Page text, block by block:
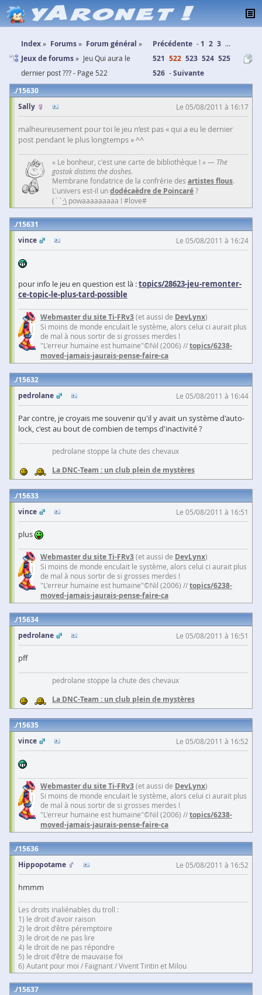
Index Forums
Forum général
Jeux de forums
Jeu Qui aura le
dernier post ??? - Page 522
Précédente 1 2 3 ...
521 522 523 524 525
526
Suivante
15630
Sally
Le 05/08/2011 à 16:17
malheureusement pour toi le jeu n’est pas « qui a eu le dernier
post pendant le plus longtemps » ^^
« Le bonheur, c'est une carte de bibliothèque ! » — The
gostak distims the doshes.
Membrane fondatrice de la confrérie des artistes flous.
L'univers est-il undodécaèdre de Poincaré?
(``·\ powaaaaaaaaa ! #love#
15631
vince
Le 05/08/2011 à 16:24
pour info le jeu en question est là :topics/28623-jeu-remonter-
ce-topic-le-plus-tard-possible
Webmaster du site Ti-FRv3(et aussi de DevLynx)
Si moins de monde enculait le système, alors celui ci aurait plus
de mal à nous sortir de si grosses merdes !
"L'erreur humaine est humaine"©Nil (2006) //topics/6238-
moved-jamais-jaurais-pense-faire-ca
15632
pedrolane
Le 05/08/2011 à 16:44
Par contre, je croyais me souvenir qu'il y avait un système d'auto-
lock, c'est au bout de combien de temps d'inactivité ?
pedrolane stoppe la chute des chevaux
La DNC-Team : un club plein de mystères
15633
vince
Le 05/08/2011 à 16:51
plus
Webmaster du site Ti-FRv3(et aussi de DevLynx)
Si moins de monde enculait le système, alors celui ci aurait plus
de mal à nous sortir de si grosses merdes !
"L'erreur humaine est humaine"©Nil (2006) //topics/6238-
moved-jamais-jaurais-pense-faire-ca
15634
pedrolane
Le 05/08/2011 à 16:51
pff
pedrolane stoppe la chute des chevaux
La DNC-Team : un club plein de mystères
15635
vince
Le 05/08/2011 à 16:52
Webmaster du site Ti-FRv3(et aussi de DevLynx)
Si moins de monde enculait le système, alors celui ci aurait plus
de mal à nous sortir de si grosses merdes !
"L'erreur humaine est humaine"©Nil (2006) //topics/6238-
moved-jamais-jaurais-pense-faire-ca
15636
Hippopotame
Le 05/08/2011 à 16:52
hmmm
Les droits inaliénables du troll :
1) le droit d'avoir raison
2) le droit d'être péremptoire
3) le droit de ne pas lire
4) le droit de ne pas répondre
5) le droit d'être de mauvaise foi
6) Autant pour moi / Faignant / Vivent Tintin et Milou
15637